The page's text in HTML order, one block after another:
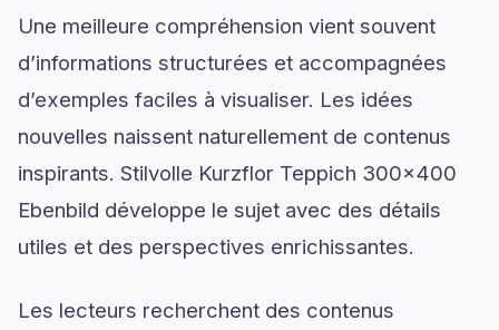
Une meilleure compréhension vient souvent
d’informations structurées et accompagnées
d’exemples faciles à visualiser. Les idées
nouvelles naissent naturellement de contenus
inspirants. Stilvolle Kurzflor Teppich 300x400
Ebenbild développe le sujet avec des détails
utiles et des perspectives enrichissantes.
Les lecteurs recherchent des contenus